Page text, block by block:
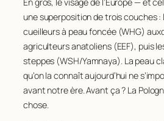
une superposition de trois couches :
cueilleurs à peau foncée (WHG)
agriculteurs anatoliens (EEF), puis
steppes (WSH/Yamnaya). La peau
qu’on la connaît aujourd’hui ne
avant notre ère. Avant ça ? La
chose.